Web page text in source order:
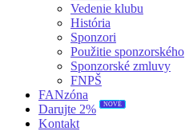
Vedenie klubu
História
Sponzori
Použitie sponzorského
Sponzorské zmluvy
FNPŠ
FANzóna
Darujte 2%
NOVÉ
Kontakt